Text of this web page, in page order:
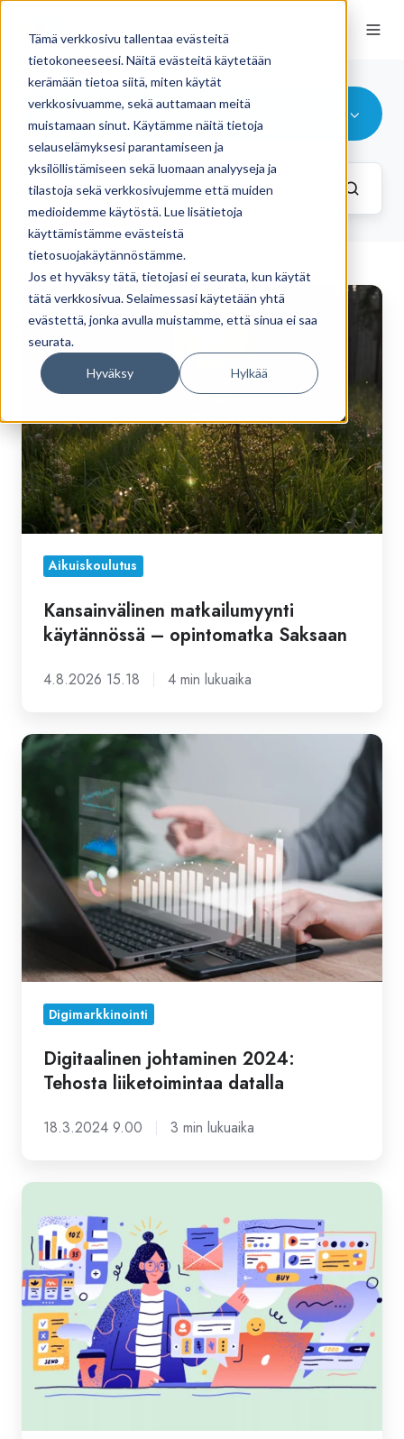
Tämä verkkosivu tallentaa evästeitä
tietokoneeseesi. Näitä evästeitä käytetään
kerämään tietoa siitä, miten käytät
verkkosivuamme, sekä auttamaan meitä
muistamaan sinut. Käytämme näitä tietoja
selauselämyksesi parantamiseen ja
yksilöllistämiseen sekä luomaan analyyseja ja
tilastoja sekä verkkosivujemme että muiden
medioidemme käytöstä. Lue lisätietoja
käyttämistämme evästeistä
tietosuojakäytännöstämme.
Jos et hyväksy tätä, tietojasi ei seurata, kun käytät
tätä verkkosivua. Selaimessasi käytetään yhtä
evästettä, jonka avulla muistamme, että sinua ei saa
seurata.
Hyväksy Hylkää
Aikuiskoulutus
Kansainvälinen
matkailumyynti
käytännössä
opintomatka
Saksaan
Aikuiskoulutus
Kansainvälinen matkailumyynti
käytännössä – opintomatka Saksaan
4.8.2026 15.18 4 min lukuaika
Digitaalinen
johtaminen
2024:
Tehosta
liiketoimintaa
datalla
Digimarkkinointi
Digitaalinen johtaminen 2024:
Tehosta liiketoimintaa datalla
18.3.2024 9.00 3 min lukuaika
Mikä
on
oppisopimuskoulutus?
[Infograafi]